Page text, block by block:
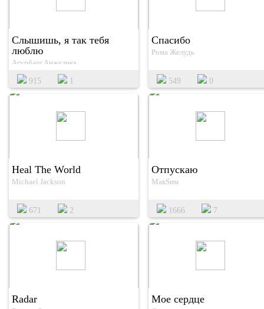
Слышишь, я так тебя
люблю
Агурбаш Анжелика
915 1
Спасибо
Рома Желудь
549 0
Heal The World
Michael Jackson
671 2
Отпускаю
МакSим
1666 7
Radar Мое сердце